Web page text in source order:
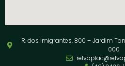
R. dos Imigrantes, 800 – Jardim
000